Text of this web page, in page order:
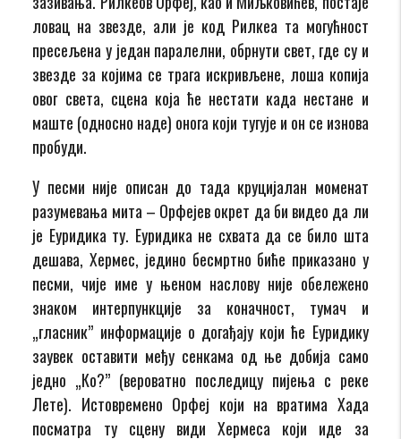
ловац на звезде, али је код Рилкеа та могућност
пресељена у један паралелни, обрнути свет, где су и
звезде за којима се трага искривљене, лоша копија
овог света, сцена која ће нестати када нестане и
маште (односно наде) онога који тугује и он се изнова
пробуди.
У песми није описан до тада круцијалан моменат
разумевања мита – Орфејев окрет да би видео да ли
је Еуридика ту. Еуридика не схвата да се било шта
дешава, Хермес, једино бесмртно биће приказано у
песми, чије име у њеном наслову није обележено
знаком интерпункције за коначност, тумач и
„гласник” информације о догађају који ће Еуридику
заувек оставити међу сенкама од ње добија само
једно „Ко?” (вероватно последицу пијења с реке
Лете). Истовремено Орфеј који на вратима Хада
посматра ту сцену види Хермеса који иде за